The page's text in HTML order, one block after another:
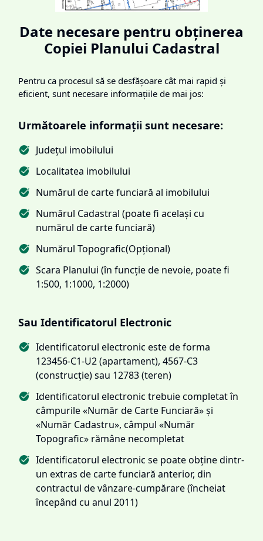
Date necesare pentru obținerea
Copiei Planului Cadastral
Pentru ca procesul să se desfășoare cât mai rapid și
eficient, sunt necesare informațiile de mai jos:
Următoarele informații sunt necesare:
Județul imobilului
Localitatea imobilului
Numărul de carte funciară al imobilului
Numărul Cadastral (poate fi același cu
numărul de carte funciară)
Numărul Topografic(Opțional)
Scara Planului (în funcție de nevoie, poate fi
1:500, 1:1000, 1:2000)
Sau Identificatorul Electronic
Identificatorul electronic este de forma
123456-C1-U2 (apartament), 4567-C3
(construcție) sau 12783 (teren)
Identificatorul electronic trebuie completat în
câmpurile «Număr de Carte Funciară» și
«Număr Cadastru», câmpul «Număr
Topografic» rămâne necompletat
Identificatorul electronic se poate obține dintr-
un extras de carte funciară anterior, din
contractul de vânzare-cumpărare (încheiat
începând cu anul 2011)